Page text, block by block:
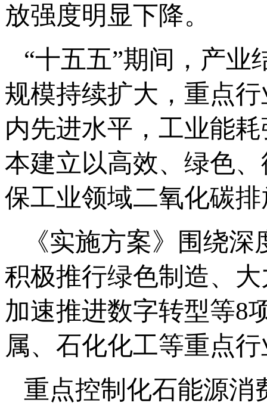
放强度明显下降。
“十五五”期间，产业
规模持续扩大，重点
内先进水平，工业能
本建立以高效、绿色
保工业领域二氧化碳
《实施方案》围绕
积极推行绿色制造、
加速推进数字转型等8
属、石化化工等重点
重点控制化石能源消